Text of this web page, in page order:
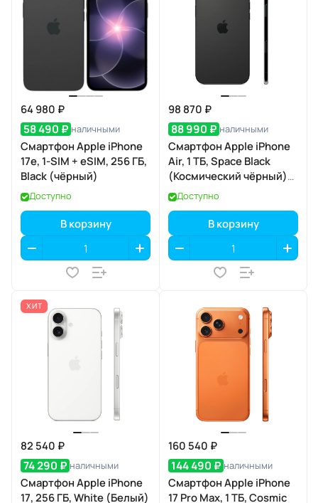
64 980 ₽
58 490 ₽ наличными
Смартфон Apple iPhone
17e, 1-SIM + eSIM, 256 ГБ,
Black (чёрный)
Доступно
В корзину
98 870 ₽
88 990 ₽ наличными
Смартфон Apple iPhone
Air, 1 ТБ, Space Black
(Космический чёрный)
Dual eSIM
Доступно
В корзину
ХИТ
82 540 ₽
74 290 ₽ наличными
Смартфон Apple iPhone
17, 256 ГБ, White (Белый)
160 540 ₽
144 490 ₽ наличными
Смартфон Apple iPhone
17 Pro Max, 1 ТБ, Cosmic